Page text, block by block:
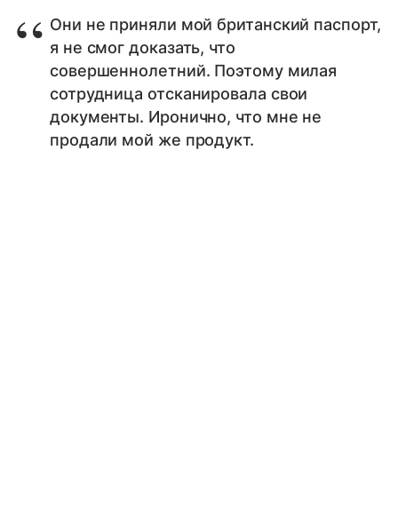
Они не приняли мой британский паспорт,
я не смог доказать, что
совершеннолетний. Поэтому милая
сотрудница отсканировала свои
документы. Иронично, что мне не
продали мой же продукт.